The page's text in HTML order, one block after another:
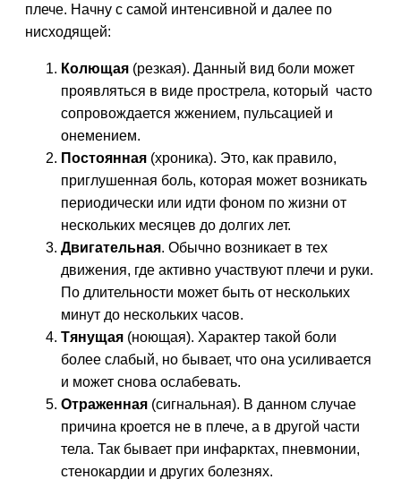
плече. Начну с самой интенсивной и далее по
нисходящей:
Колющая (резкая). Данный вид боли может
проявляться в виде прострела, который часто
сопровождается жжением, пульсацией и
онемением.
Постоянная (хроника). Это, как правило,
приглушенная боль, которая может возникать
периодически или идти фоном по жизни от
нескольких месяцев до долгих лет.
Двигательная. Обычно возникает в тех
движения, где активно участвуют плечи и руки.
По длительности может быть от нескольких
минут до нескольких часов.
Тянущая (ноющая). Характер такой боли
более слабый, но бывает, что она усиливается
и может снова ослабевать.
Отраженная (сигнальная). В данном случае
причина кроется не в плече, а в другой части
тела. Так бывает при инфарктах, пневмонии,
стенокардии и других болезнях.